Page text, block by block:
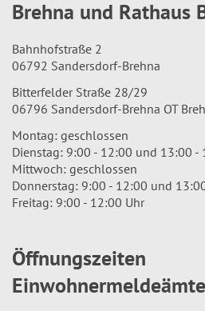
Brehna und Rathaus
Bahnhofstraße 2
06792 Sandersdorf-Brehna
Bitterfelder Straße 28/29
06796 Sandersdorf-Brehna OT
Montag: geschlossen
Dienstag: 9:00 - 12:00 und 13:00 -
Mittwoch: geschlossen
Donnerstag: 9:00 - 12:00 und
Freitag: 9:00 - 12:00 Uhr
Öffnungszeiten